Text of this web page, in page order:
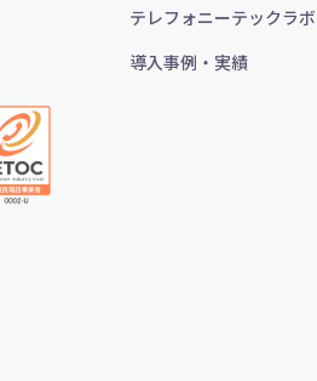
テレフォニーテックラボ
導入事例・実績